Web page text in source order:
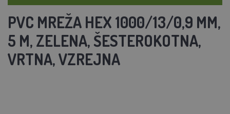
PVC MREŽA HEX 1000/13/0,9 MM,
5 M, ZELENA, ŠESTEROKOTNA,
VRTNA, VZREJNA